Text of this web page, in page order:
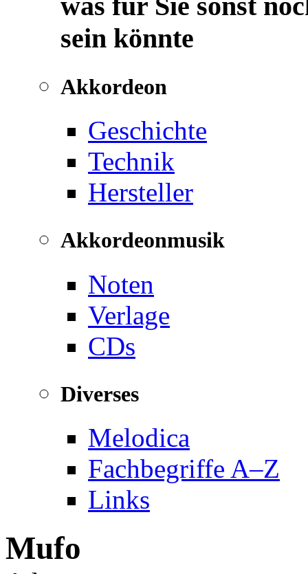
sein könnte
Akkordeon
Geschichte
Technik
Hersteller
Akkordeonmusik
Noten
Verlage
CDs
Diverses
Melodica
Fachbegriffe A–Z
Links
Mufo